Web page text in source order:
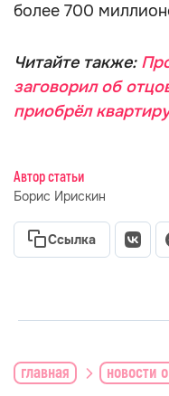
более 700
Читайте также:
заговорил об
приобрёл
Автор статьи
Борис Ирискин
Ссылка
главная новости